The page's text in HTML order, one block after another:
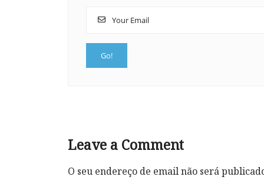
Leave a Comment
O seu endereço de email não será